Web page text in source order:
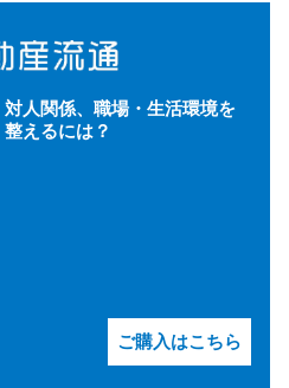
対人関係、職場・生活環境を
整えるには？
ご購入はこちら